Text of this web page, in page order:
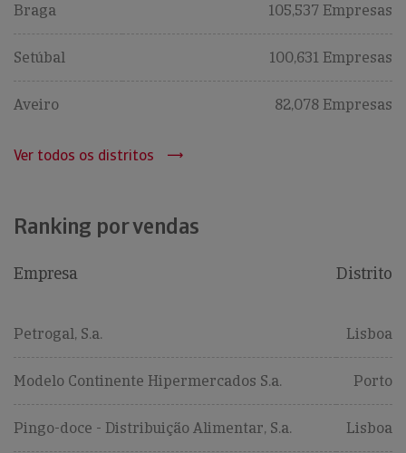
Braga 105,537 Empresas
Setúbal 100,631 Empresas
Aveiro 82,078 Empresas
Ver todos os distritos
Ranking por vendas
Empresa Distrito
Petrogal, S.a. Lisboa
Modelo Continente Hipermercados S.a. Porto
Pingo-doce - Distribuição Alimentar, S.a. Lisboa